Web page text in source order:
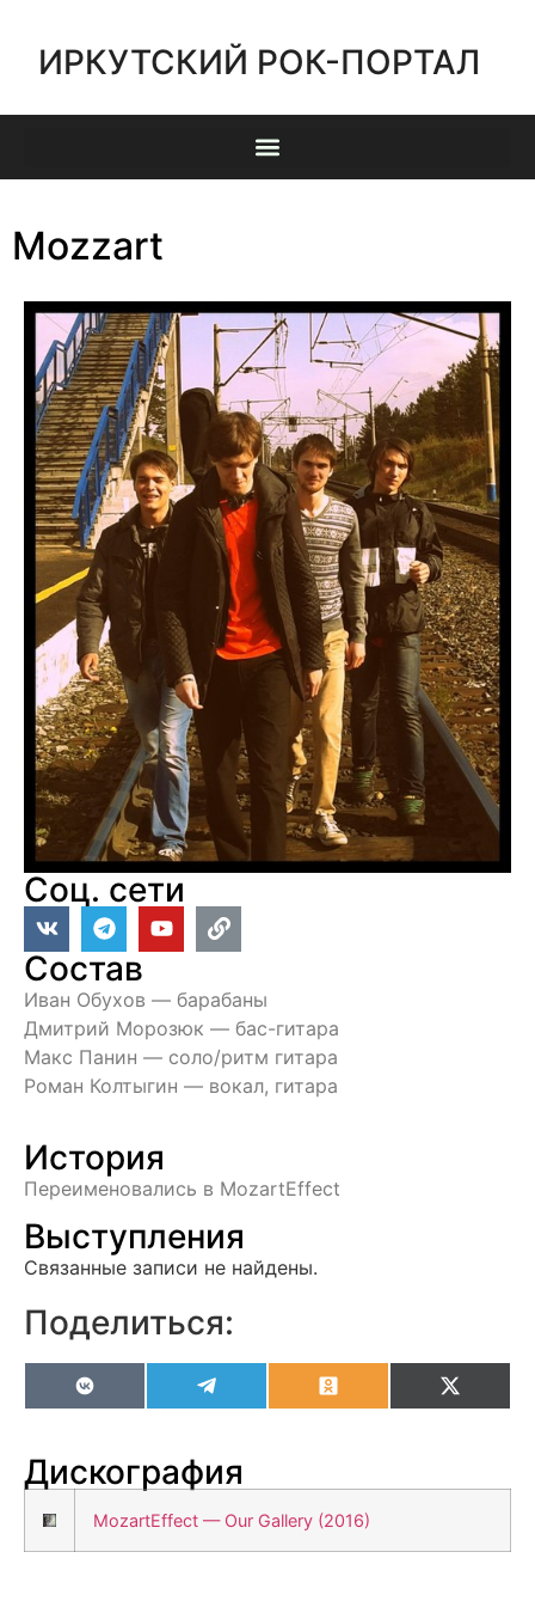
ИРКУТСКИЙ РОК-ПОРТАЛ
Mozzart
Соц. сети
Состав
Иван Обухов — барабаны
Дмитрий Морозюк — бас-гитара
Макс Панин — соло/ритм гитара
Роман Колтыгин — вокал, гитара
История
Переименовались в MozartEffect
Выступления
Связанные записи не найдены.
Поделиться:
VK OdnoklassnikiX
Дискография
MozartEffect — Our Gallery (2016)